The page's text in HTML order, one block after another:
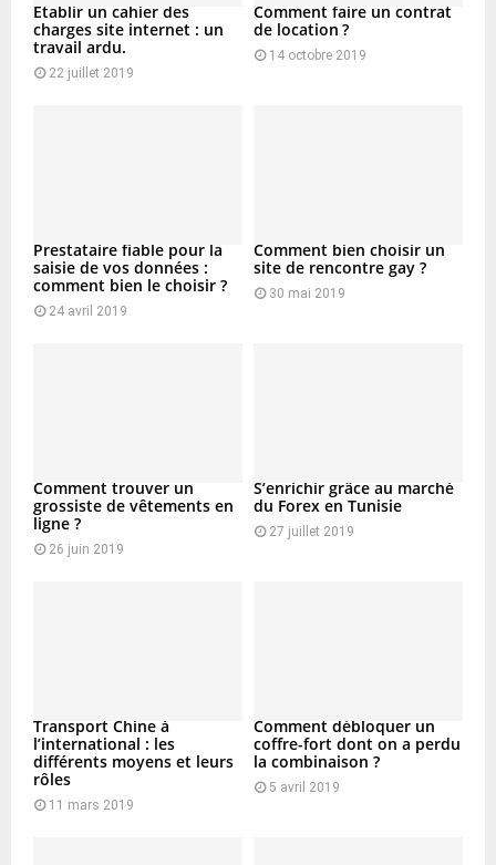
Etablir un cahier des
charges site internet : un
travail ardu.
22 juillet 2019
Comment faire un contrat
de location ?
14 octobre 2019
Prestataire fiable pour la
saisie de vos données :
comment bien le choisir ?
24 avril 2019
Comment bien choisir un
site de rencontre gay ?
30 mai 2019
Comment trouver un
grossiste de vêtements en
ligne ?
26 juin 2019
S’enrichir grâce au marché
du Forex en Tunisie
27 juillet 2019
Transport Chine à
l’international : les
différents moyens et leurs
rôles
11 mars 2019
Comment débloquer un
coffre-fort dont on a perdu
la combinaison ?
5 avril 2019